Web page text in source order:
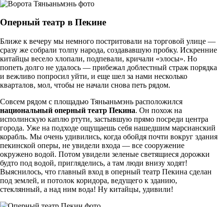
Оперный театр в Пекине
Ближе к вечеру мы немного постритовали на торговой улице —
сразу же собрали толпу народа, создававшую пробку. Искренние
китайцы весело хлопали, подпевали, кричали «элосы». Но
попеть долго не удалось — прибежал доблестный страж порядка
и вежливо попросил уйти, и еще шел за нами несколько
кварталов, мол, чтобы не начали снова петь рядом.
Совсем рядом с площадью Тяньаньмэнь расположился
национальный оперный театр Пекина. Он похож на
исполинскую каплю ртути, застывшую прямо посреди центра
города. Уже на подходе ощущаешь себя нашедшим марсианский
корабль. Мы очень удивились, когда обойдя почти вокруг здания
пекинской оперы, не увидели входа — все сооружение
окружено водой. Потом увидели зеленые светящиеся дорожки
будто под водой, пригляделись, а там люди внизу ходят!
Выяснилось, что главный вход в оперный театр Пекина сделан
под землей, и потолок коридора, ведущего к зданию,
стеклянный, а над ним вода! Ну китайцы, удивили!